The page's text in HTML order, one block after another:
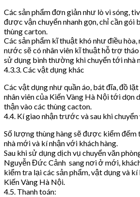
Các sản phẩm đơn giản như lò vi sóng,
được vận chuyển nhanh gọn, chỉ cần gói
thùng carton.
Các sản phẩm kĩ thuật khó như điều hòa,
nước sẽ có nhân viên kĩ thuật hỗ trợ
sử dụng bình thường khi chuyển tới nhà
4.3.3. Các vật dụng khác
Các vật dụng như quần áo, bát đĩa, đồ
nhân viên của Kiến Vàng Hà Nội tới dọn
thận vào các thùng cacton.
4.4. Kí giao nhận trước và sau khi chuyển
Số lượng thùng hàng sẽ được kiểm
nhà mới và kí nhận với khách hàng.
Sau khi sử dụng dịch vụ chuyển văn
Nguyễn Đức Cảnh sang nơi ở mới,
kiểm tra lại các sản phẩm, vật dụng và kí
Kiến Vàng Hà Nội.
4.5. Thanh toán: